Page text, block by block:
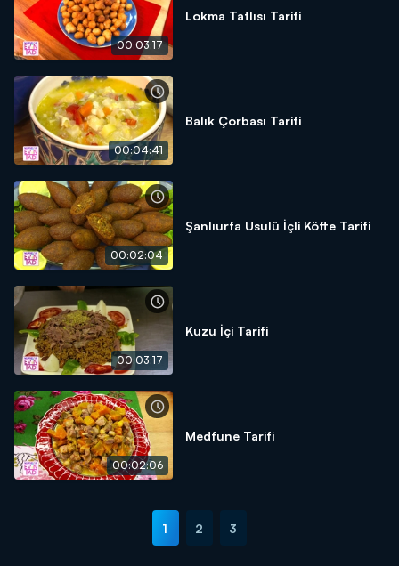
00:03:17
Lokma Tatlısı Tarifi
00:04:41
Balık Çorbası Tarifi
00:02:04
Şanlıurfa Usulü İçli Köfte Tarifi
00:03:17
Kuzu İçi Tarifi
00:02:06
Medfune Tarifi
1 2 3